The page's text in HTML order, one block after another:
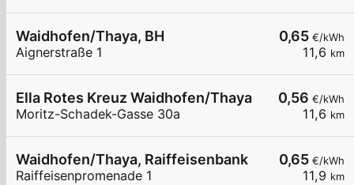
0,65 €/kWh
11,6 km
Waidhofen/Thaya, BH
Aignerstraße 1
0,56 €/kWh
11,6 km
Ella Rotes Kreuz Waidhofen/Thaya
Moritz-Schadek-Gasse 30a
0,65 €/kWh
11,9 km
Waidhofen/Thaya, Raiffeisenbank
Raiffeisenpromenade 1